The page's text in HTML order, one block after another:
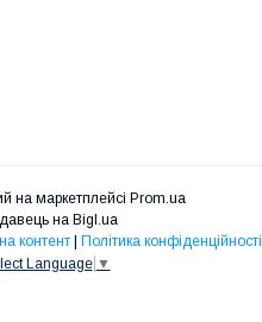
на маркетплейсі Prom.ua
на Bigl.ua
контент
Політика конфіденційності
Language ▼